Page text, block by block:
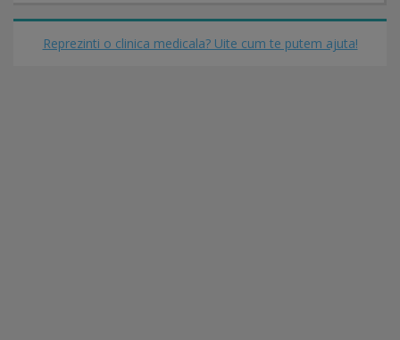
Reprezinti o clinica medicala? Uite cum te putem ajuta!